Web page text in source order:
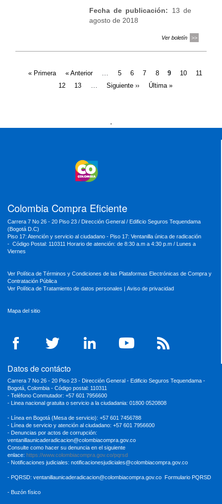
Fecha de publicación: 13 de
agosto de 2018
Ver boletín
Páginas
« Primera « Anterior … 5 6 7 8 9 10
11
12
13 … Siguiente ›› Última »
MinRelaciones
MinHacienda
.
Colombia Compra Eficiente
Carrera 7 No 26 - 20 Piso 23 / Dirección General / Edificio Seguros Tequendama
(Bogotá D.C)
Piso 17: Atención y servicio al ciudadano - Piso 17: Ventanilla única de radicación
- Código Postal: 110311 Horario de atención: de 8:30 a.m a 4:30 p.m / Lunes a
Viernes
Ver Política de Términos y Condiciones de las Plataformas Electrónicas de Compra y
Contratación Pública
Ver Política de Tratamiento de datos personales | Aviso de privacidad
Mapa del sitio
Datos de contácto
Carrera 7 No 26 - 20 Piso 23 - Dirección General - Edificio Seguros Tequendama -
Bogotá, Colombia - Código postal: 110311
- Teléfono Conmutador: +57 601 7956600
- Linea nacional gratuita o servicio a la ciudadania: 01800 0520808
- Línea en Bogotá (Mesa de servicio): +57 601 7456788
- Línea de servicio y atención al ciudadano: +57 601 7956600
- Denuncias por actos de corrupción:
ventanillaunicaderadicacion@colombiacompra.gov.co
Consulte como hacer su denuncia en el siguiente
enlace: https://www.colombiacompra.gov.co/pqrsd
- Notificaciones judiciales: notificacionesjudiciales@colombiacompra.gov.co
- PQRSD: ventanillaunicaderadicacion@colombiacompra.gov.co Formulario PQRSD
- Buzón físico